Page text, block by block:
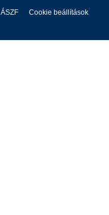
ÁSZF
Cookie beállítások